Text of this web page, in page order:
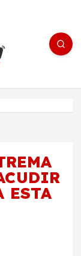
editorial
ESTA